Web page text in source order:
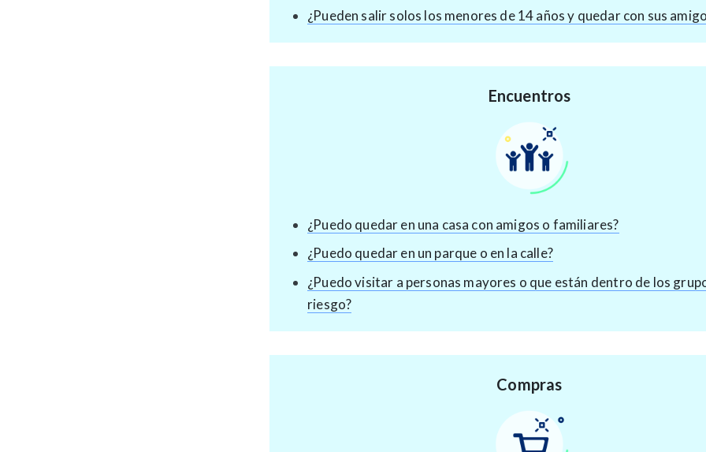
¿Pueden salir solos los menores de 14 años y quedar con sus
Encuentros
¿Puedo quedar en una casa con amigos o familiares?
¿Puedo quedar en un parque o en la calle?
¿Puedo visitar a personas mayores o que están dentro de los
riesgo?
Compras